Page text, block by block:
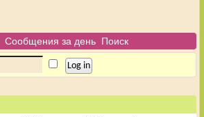
Сообщения за день Поиск